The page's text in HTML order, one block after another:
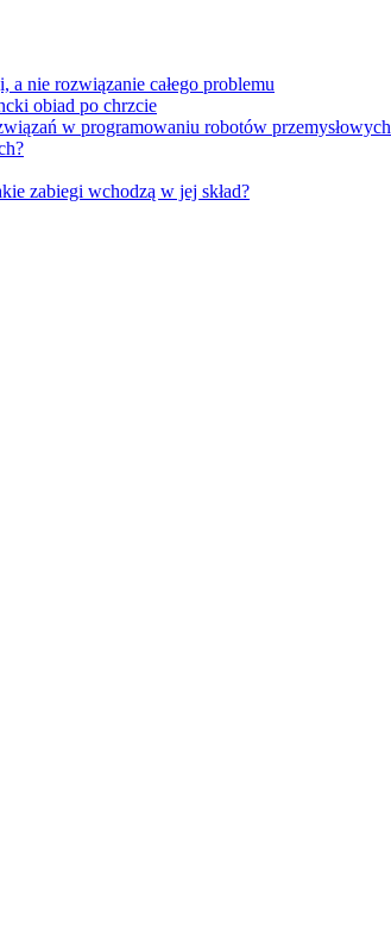
nie rozwiązanie całego problemu
obiad po chrzcie
w programowaniu robotów przemysłowych
zabiegi wchodzą w jej skład?